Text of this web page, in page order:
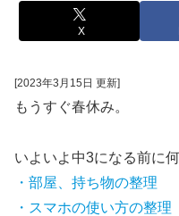
X
[2023年3月15日 更新]
もうすぐ春休み。
いよいよ中3になる前に
・部屋、持ち物の整理
・スマホの使い方の整理